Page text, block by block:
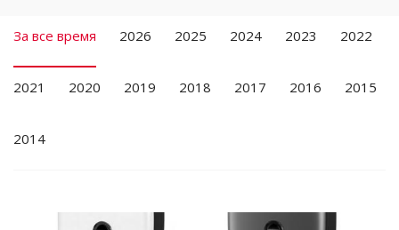
За все время 2026 2025 2024 2023 2022
2021 2020 2019 2018 2017 2016 2015
2014